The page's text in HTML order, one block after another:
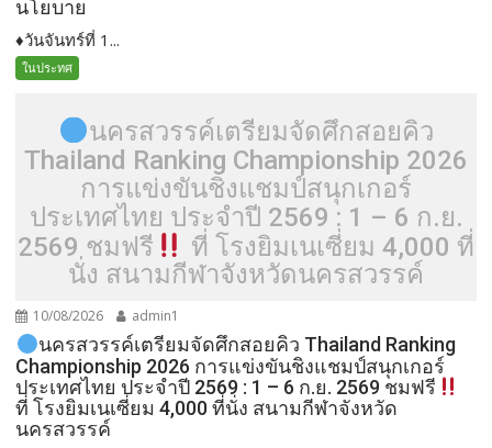
นโยบาย
♦️วันจันทร์ที่ 1...
ในประทศ
นครสวรรค์เตรียมจัดศึกสอยคิว
Thailand Ranking Championship 2026
การแข่งขันชิงแชมป์สนุกเกอร์
ประเทศไทย ประจำปี 2569 : 1 – 6 ก.ย.
2569 ชมฟรี
ที่ โรงยิมเนเซี่ยม 4,000 ที่
นั่ง สนามกีฬาจังหวัดนครสวรรค์
10/08/2026 admin1
นครสวรรค์เตรียมจัดศึกสอยคิว Thailand Ranking
Championship 2026 การแข่งขันชิงแชมป์สนุกเกอร์
ประเทศไทย ประจำปี 2569 : 1 – 6 ก.ย. 2569 ชมฟรี
ที่ โรงยิมเนเซี่ยม 4,000 ที่นั่ง สนามกีฬาจังหวัด
นครสวรรค์